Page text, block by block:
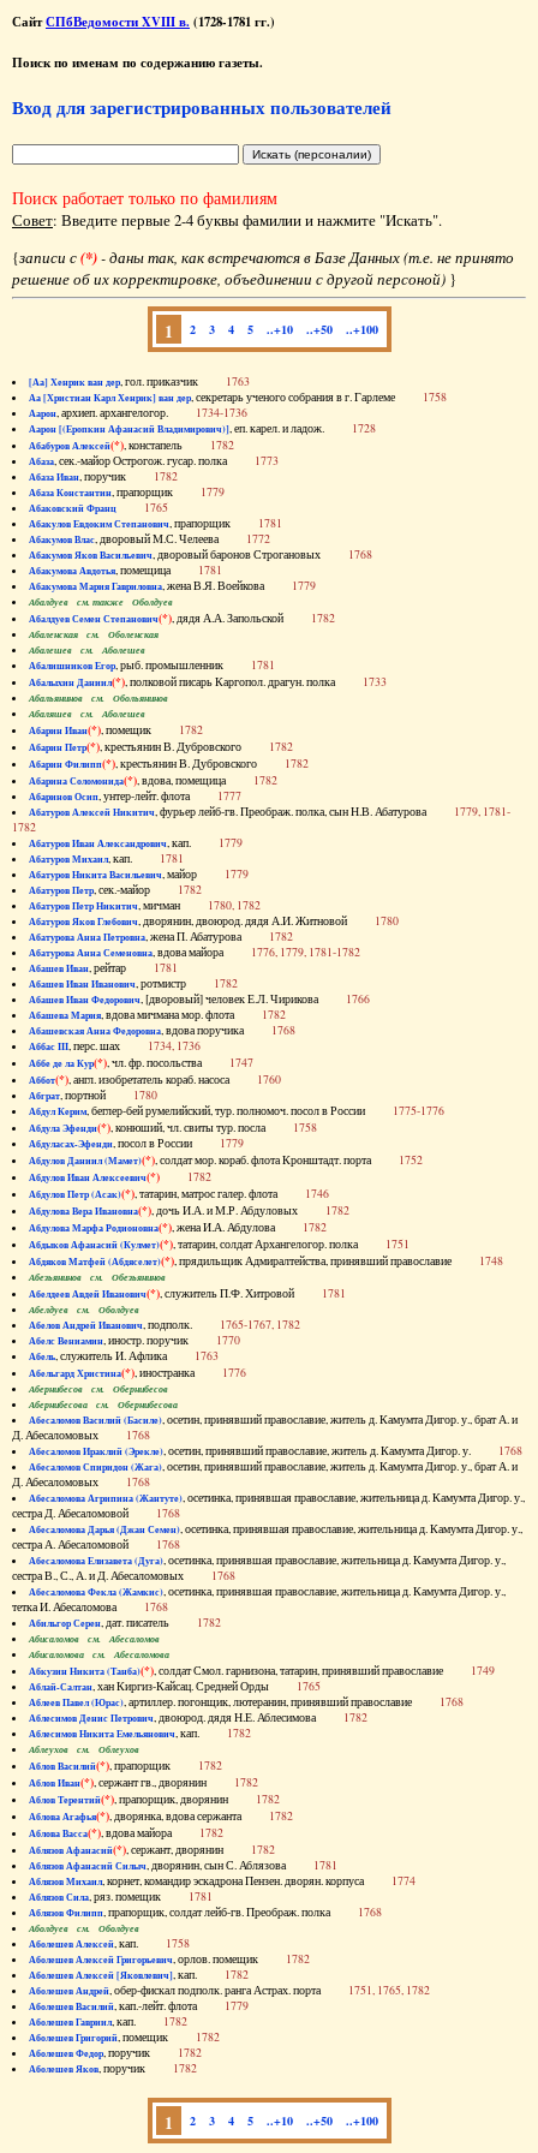
СайтСПбВедомости XVIII в. (1728-1781 гг.)
Поиск по именам по содержанию газеты.
Вход для зарегистрированных пользователей
Поиск работает только по фамилиям
Совет: Введите первые 2-4 буквы фамилии и нажмите "Искать".
{записи с(*)- даны так, как встречаются в Базе Данных (т.е. не принято
решение об их корректировке, объединении с другой персоной) }
1 2 3 4 5 ..+10 ..+50 ..+100
[Аа] Хенрик ван дер, гол. приказчик 1763
Аа [Христиан Карл Хенрик] ван дер, секретарь ученого собрания в г. Гарлеме 1758
Аарон, архиеп. архангелогор. 1734-1736
Аарон [(Еропкин Афанасий Владимирович)], еп. карел. и ладож. 1728
Абабуров Алексей(*), констапель 1782
Абаза, сек.-майор Острогож. гусар. полка 1773
Абаза Иван, поручик 1782
Абаза Константин, прапорщик 1779
Абаковский Франц 1765
Абакулов Евдоким Степанович, прапорщик 1781
Абакумов Влас, дворовый М.С. Челеева 1772
Абакумов Яков Васильевич, дворовый баронов Строгановых 1768
Абакумова Авдотья, помещица 1781
Абакумова Мария Гавриловна, жена В.Я. Воейкова 1779
Абалдуев см. также Оболдуев
Абалдуев Семен Степанович(*), дядя А.А. Запольской 1782
Абаленская см. Оболенская
Абалешев см. Аболешев
Абалишников Егор, рыб. промышленник 1781
Абалыхин Даниил(*), полковой писарь Каргопол. драгун. полка 1733
Абальянинов см. Обольянинов
Абаляшев см. Аболешев
Абарин Иван(*), помещик 1782
Абарин Петр(*), крестьянин В. Дубровского 1782
Абарин Филипп(*), крестьянин В. Дубровского 1782
Абарина Соломонида(*), вдова, помещица 1782
Абаринов Осип, унтер-лейт. флота 1777
Абатуров Алексей Никитич, фурьер лейб-гв. Преображ. полка, сын Н.В. Абатурова 1779, 1781-
1782
Абатуров Иван Александрович, кап. 1779
Абатуров Михаил, кап. 1781
Абатуров Никита Васильевич, майор 1779
Абатуров Петр, сек.-майор 1782
Абатуров Петр Никитич, мичман 1780, 1782
Абатуров Яков Глебович, дворянин, двоюрод. дядя А.И. Житновой 1780
Абатурова Анна Петровна, жена П. Абатурова 1782
Абатурова Анна Семеновна, вдова майора 1776, 1779, 1781-1782
Абашев Иван, рейтар 1781
Абашев Иван Иванович, ротмистр 1782
Абашев Иван Федорович, [дворовый] человек Е.Л. Чирикова 1766
Абашева Мария, вдова мичмана мор. флота 1782
Абашевская Анна Федоровна, вдова поручика 1768
Аббас III, перс. шах 1734, 1736
Аббе де ла Кур(*), чл. фр. посольства 1747
Аббот(*), англ. изобретатель кораб. насоса 1760
Абграт, портной 1780
Абдул Керим, беглер-бей румелийский, тур. полномоч. посол в России 1775-1776
Абдула Эфенди(*), конюший, чл. свиты тур. посла 1758
Абдуласах-Эфенди, посол в России 1779
Абдулов Даниил (Мамет)(*), солдат мор. кораб. флота Кронштадт. порта 1752
Абдулов Иван Алексеевич(*) 1782
Абдулов Петр (Асак)(*), татарин, матрос галер. флота 1746
Абдулова Вера Ивановна(*), дочь И.А. и М.Р. Абдуловых 1782
Абдулова Марфа Родионовна(*), жена И.А. Абдулова 1782
Абдыков Афанасий (Кулмет)(*), татарин, солдат Архангелогор. полка 1751
Абдяков Матфей (Абдяселет)(*), прядильщик Адмиралтейства, принявший православие 1748
Абезьянинов см. Обезьянинов
Абелдеев Авдей Иванович(*), служитель П.Ф. Хитровой 1781
Абелдуев см. Оболдуев
Абелов Андрей Иванович, подполк. 1765-1767, 1782
Абелс Вениамин, иностр. поручик 1770
Абель, служитель И. Афлика 1763
Абельгард Христина(*), иностранка 1776
Абернибесов см. Обернибесов
Абернибесова см. Обернибесова
Абесаломов Василий (Басиле), осетин, принявший православие, житель д. Камумта Дигор. у., брат А. и
Д. Абесаломовых 1768
Абесаломов Ираклий (Эрекле), осетин, принявший православие, житель д. Камумта Дигор. у. 1768
Абесаломов Спиридон (Жага), осетин, принявший православие, житель д. Камумта Дигор. у., брат А. и
Д. Абесаломовых 1768
Абесаломова Агрипина (Жантуте), осетинка, принявшая православие, жительница д. Камумта Дигор. у.,
сестра Д. Абесаломовой 1768
Абесаломова Дарья (Джан Семен), осетинка, принявшая православие, жительница д. Камумта Дигор. у.,
сестра А. Абесаломовой 1768
Абесаломова Елизавета (Дуга), осетинка, принявшая православие, жительница д. Камумта Дигор. у.,
сестра В., С., А. и Д. Абесаломовых 1768
Абесаломова Фекла (Жамкис), осетинка, принявшая православие, жительница д. Камумта Дигор. у.,
тетка И. Абесаломова 1768
Абильгор Серен, дат. писатель 1782
Абисаломов см. Абесаломов
Абисаломова см. Абесаломова
Абкузин Никита (Танба)(*), солдат Смол. гарнизона, татарин, принявший православие 1749
Аблай-Салтан, хан Киргиз-Кайсац. Средней Орды 1765
Аблеев Павел (Юрас), артиллер. погонщик, лютеранин, принявший православие 1768
Аблесимов Денис Петрович, двоюрод. дядя Н.Е. Аблесимова 1782
Аблесимов Никита Емельянович, кап. 1782
Аблеухов см. Облеухов
Аблов Василий(*), прапорщик 1782
Аблов Иван(*), сержант гв., дворянин 1782
Аблов Терентий(*), прапорщик, дворянин 1782
Аблова Агафья(*), дворянка, вдова сержанта 1782
Аблова Васса(*), вдова майора 1782
Аблязов Афанасий(*), сержант, дворянин 1782
Аблязов Афанасий Силыч, дворянин, сын С. Аблязова 1781
Аблязов Михаил, корнет, командир эскадрона Пензен. дворян. корпуса 1774
Аблязов Сила, ряз. помещик 1781
Аблязов Филипп, прапорщик, солдат лейб-гв. Преображ. полка 1768
Аболдуев см. Оболдуев
Аболешев Алексей, кап. 1758
Аболешев Алексей Григорьевич, орлов. помещик 1782
Аболешев Алексей [Яковлевич], кап. 1782
Аболешев Андрей, обер-фискал подполк. ранга Астрах. порта 1751, 1765, 1782
Аболешев Василий, кап.-лейт. флота 1779
Аболешев Гавриил, кап. 1782
Аболешев Григорий, помещик 1782
Аболешев Федор, поручик 1782
Аболешев Яков, поручик 1782
1 2 3 4 5 ..+10 ..+50 ..+100